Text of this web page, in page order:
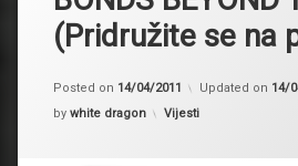
(Pridružite se na
Posted on 14/04/2011 Updated on 14/
by white dragon Kategorije:
Vijesti